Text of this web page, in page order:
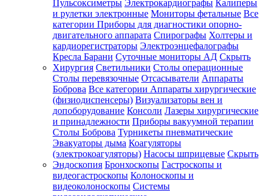
Пульсоксиметры Электрокардиографы Калиперы
и рулетки электронные Мониторы фетальные Все
категории Приборы для диагностики опорно-
двигательного аппарата Спирографы Холтеры и
кардиорегистраторы Электроэнцефалографы
Кресла Барани Суточные мониторы АД Скрыть
Хирургия Светильники Столы операционные
Столы перевязочные Отсасыватели Аппараты
Боброва Все категории Аппараты хирургические
(физиодиспенсеры) Визуализаторы вен и
допоборудование Консоли Лазеры хирургические
и принадлежности Приборы вакуумной терапии
Столы Боброва Турникеты пневматические
Эвакуаторы дыма Коагуляторы
(электрокоагуляторы) Насосы шприцевые Скрыть
Эндоскопия Бронхоскопы Гастроскопы и
видеогастроскопы Колоноскопы и
видеоколоноскопы Системы